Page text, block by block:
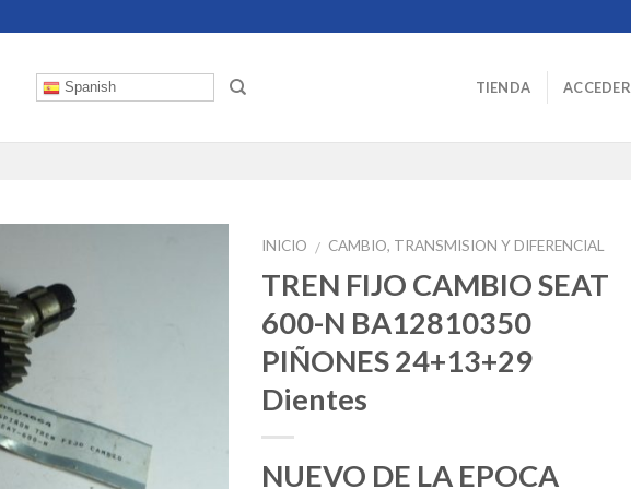
Spanish TIENDA ACCEDER
INICIO / CAMBIO, TRANSMISION Y DIFERENCIAL
TREN FIJO CAMBIO SEAT
600-N BA12810350
PIÑONES 24+13+29
Dientes
NUEVO DE LA EPOCA